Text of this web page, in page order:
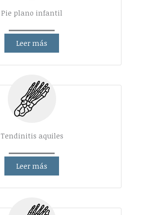
Pie plano infantil
Leer más
Tendinitis aquiles
Leer más